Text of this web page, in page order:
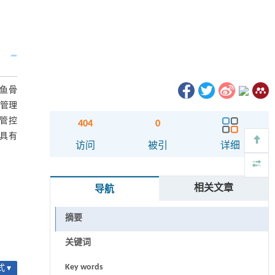
骨
理
控
有
▾
404
访问
0
被引 详细
导航 相关文章
摘要
关键词
Key words